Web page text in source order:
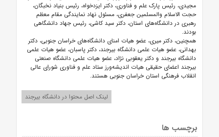
مجیدی، رئیس پارک علم و فناوری، دکتر ایزدخواه، رئیس بنیاد نخبگان،
حجت الاسلام والمسلمین جعفری، مسئول نهاد نمایندگی مقام معظم
رهبری در دانشگاه‌های استان، دکتر سید کاشی، رئیس جهاد دانشگاهی
بودند.
همچنین، دکتر میری، عضو هیات امنای دانشگاه‌های خراسان جنوبی، دکتر
بهدانی، عضو هیات علمی دانشگاه بیرجند، دکتر پاسبان، عضو هیات علمی
دانشگاه بیرجند و دکتر یعقوبی نژاد، عضو هیات علمی دانشگاه صنعتی
بیرجند اعضای حقیقی هیات اندیشه‌ورز ستاد علم و فناوری شورای عالی
انقلاب فرهنگی استان خراسان جنوبی هستند.
لینک اصل محتوا در دانشگاه بیرجند
برچسب ها